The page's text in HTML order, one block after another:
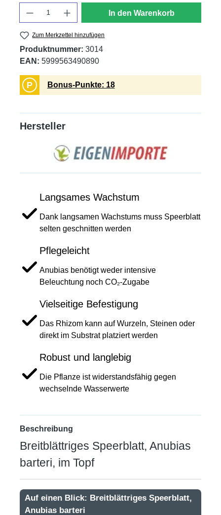
In den Warenkorb
Zum Merkzettel hinzufügen
Produktnummer: 3014
EAN: 5999563490890
P Bonus-Punkte: 18
Hersteller
Langsames Wachstum
Dank langsamen Wachstums muss Speerblatt
selten geschnitten werden
Pflegeleicht
Anubias benötigt weder intensive
Beleuchtung noch CO₂-Zugabe
Vielseitige Befestigung
Das Rhizom kann auf Wurzeln, Steinen oder
direkt im Substrat platziert werden
Robust und langlebig
Die Pflanze ist widerstandsfähig gegen
wechselnde Wasserwerte
Beschreibung
Breitblättriges Speerblatt, Anubias
barteri, im Topf
Auf einen Blick: Breitblättriges Speerblatt,
Anubias barteri